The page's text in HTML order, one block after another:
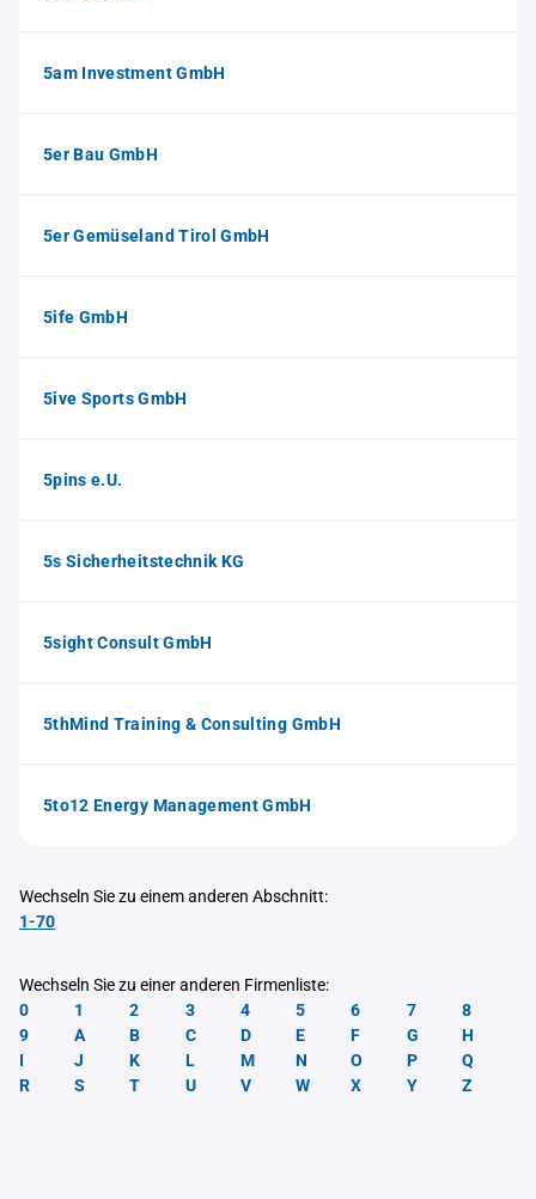
Wechseln Sie zu einem anderen Abschnitt:
1-70
Wechseln Sie zu einer anderen Firmenliste:
0
1 2 3 4 5 6 7
8
9
A B C D E F G
H
I
J K L M N O P
Q
R
S T U V W X Y Z
5am Investment GmbH
5er Bau GmbH
5er Gemüseland Tirol GmbH
5ife GmbH
5ive Sports GmbH
5pins e.U.
5s Sicherheitstechnik KG
5sight Consult GmbH
5thMind Training & Consulting GmbH
5to12 Energy Management GmbH